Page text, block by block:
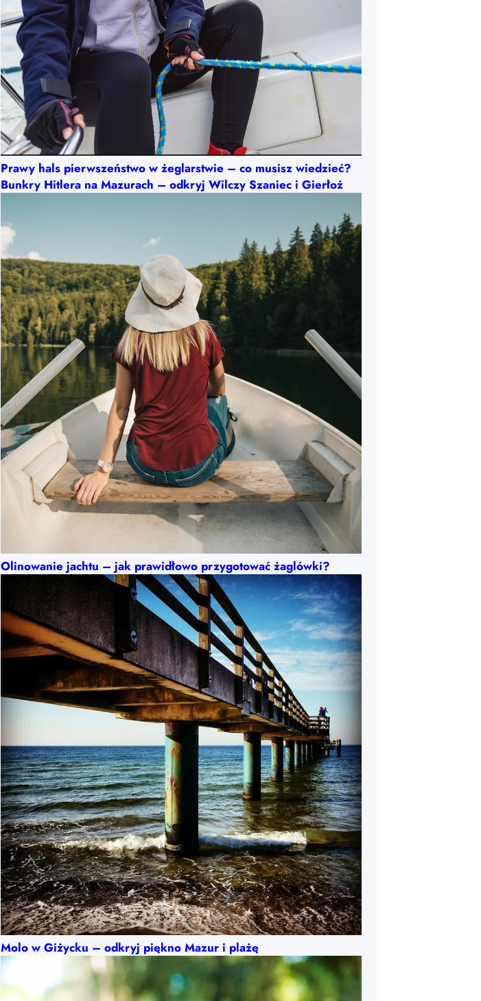
Prawy hals pierwszeństwo w żeglarstwie – co musisz wiedzieć?
Bunkry Hitlera na Mazurach – odkryj Wilczy Szaniec i Gierłoż
Olinowanie jachtu – jak prawidłowo przygotować żaglówki?
Molo w Giżycku – odkryj piękno Mazur i plażę